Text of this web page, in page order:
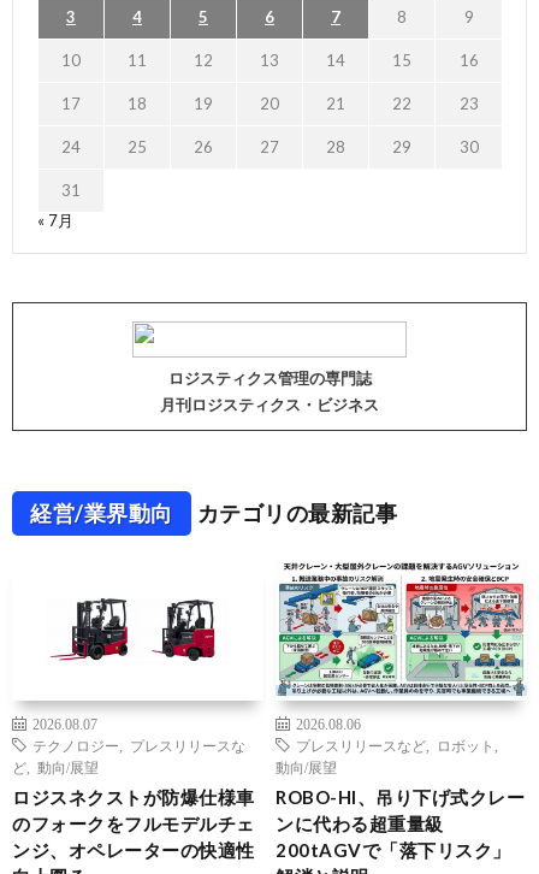
3 4 5 6 7 8 9
10 11 12 13 14 15 16
17 18 19 20 21 22 23
24 25 26 27 28 29 30
31
« 7月
ロジスティクス管理の専門誌
月刊ロジスティクス・ビジネス
経営/業界動向 カテゴリの最新記事
2026.08.07
テクノロジー
プレスリリースな
ど
動向/展望
ロジスネクストが防爆仕様車
のフォークをフルモデルチェ
ンジ、オペレーターの快適性
2026.08.06
プレスリリースなど
ロボット
動向/展望
ROBO-HI、吊り下げ式クレー
ンに代わる超重量級
200tAGVで「落下リスク」